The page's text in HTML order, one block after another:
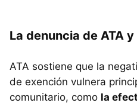
La denuncia de ATA
ATA sostiene que la
de exención vulnera
comunitario, como la